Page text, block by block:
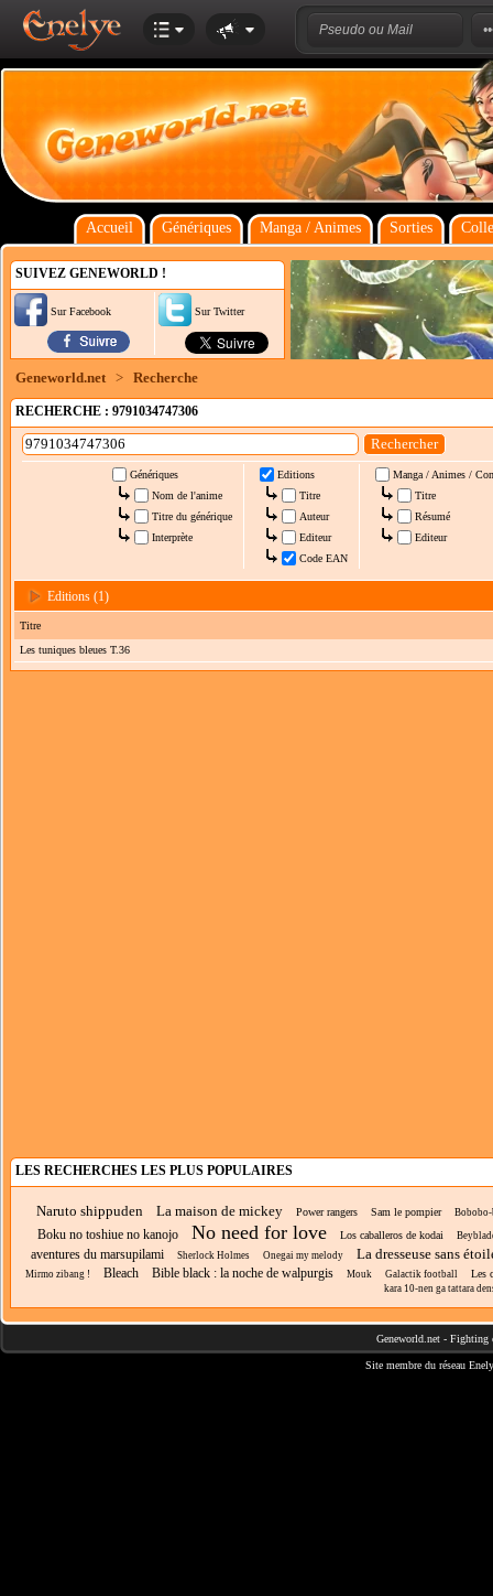
Accueil Génériques Manga / Animes Sorties
SUIVEZ GENEWORLD !
Sur Facebook Sur Twitter
Geneworld.net > Recherche
RECHERCHE : 9791034747306
Génériques
Nom de l'anime
Titre du générique
Interprète
Editions
Titre
Auteur
Editeur
Code EAN
Manga / Animes /
Titre
Résumé
Editeur
Editions (1)
Titre
Les tuniques bleues T.36
LES RECHERCHES LES PLUS POPULAIRES
Naruto shippuden La maison de mickey Power rangers Sam le pompier
Boku no toshiue no kanojo No need for love Los caballeros de kodai
aventures du marsupilami Sherlock Holmes Onegai my melody La dresseuse sans
Mirmo zibang ! Bleach Bible black : la noche de walpurgis Mouk Galactik football Les
kara 10-nen ga tattara
Geneworld.net - Fighting
Site membre du réseau